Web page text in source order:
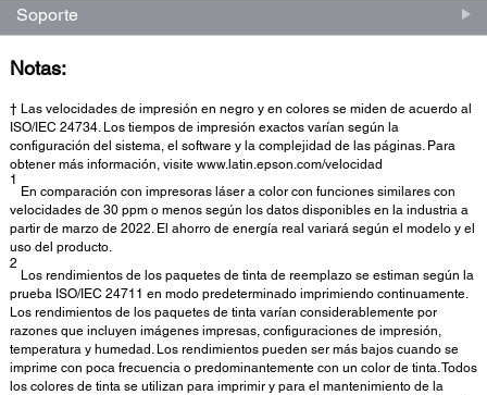
Soporte
Notas:
† Las velocidades de impresión en negro y en colores se miden de acuerdo al
ISO/IEC 24734. Los tiempos de impresión exactos varían según la
configuración del sistema, el software y la complejidad de las páginas. Para
obtener más información, visite www.latin.epson.com/velocidad
1
En comparación con impresoras láser a color con funciones similares con
velocidades de 30 ppm o menos según los datos disponibles en la industria a
partir de marzo de 2022. El ahorro de energía real variará según el modelo y el
uso del producto.
2
Los rendimientos de los paquetes de tinta de reemplazo se estiman según la
prueba ISO/IEC 24711 en modo predeterminado imprimiendo continuamente.
Los rendimientos de los paquetes de tinta varían considerablemente por
razones que incluyen imágenes impresas, configuraciones de impresión,
temperatura y humedad. Los rendimientos pueden ser más bajos cuando se
imprime con poca frecuencia o predominantemente con un color de tinta. Todos
los colores de tinta se utilizan para imprimir y para el mantenimiento de la